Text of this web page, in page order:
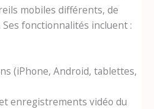
mobiles différents, de
fonctionnalités incluent :
(iPhone, Android, tablettes,
enregistrements vidéo du